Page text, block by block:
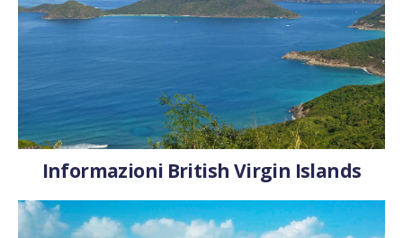
Informazioni British Virgin Islands